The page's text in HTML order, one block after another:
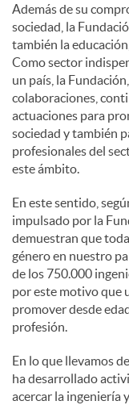
e
c
o
n
t
e
n
i
Además de su
sociedad, la
también la
Como sector
un país, la
colaboraciones,
actuaciones para
sociedad y también
profesionales del
este ámbito.
En este sentido,
impulsado por la
demuestran que
género en nuestro
de los 750.000
por este motivo que
promover desde
profesión.
En lo que llevamos
ha desarrollado
acercar la ingeniería